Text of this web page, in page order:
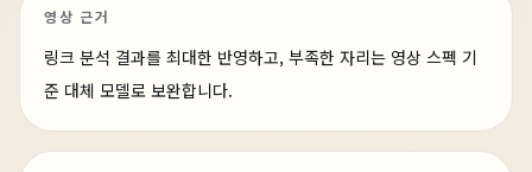
영상 근거
링크 분석 결과를 최대한 반영하고, 부족한 자리는 영상 스펙 기
준 대체 모델로 보완합니다.